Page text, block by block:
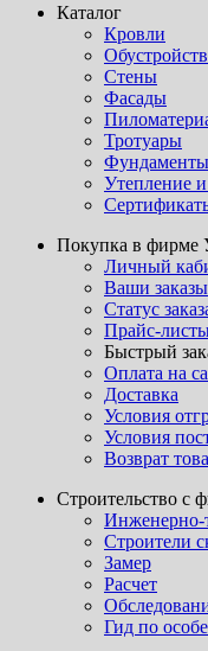
Каталог
Кровли
Стены
Фасады
Тротуары
Фундаменты
Утепление
Покупка в
Личный
Ваши заказы
Статус
Прайс-
Быстрый
Оплата на
Доставка
Условия
Условия
Возврат
Строительство
Инженерно-
Строители
Замер
Расчет
Гид по